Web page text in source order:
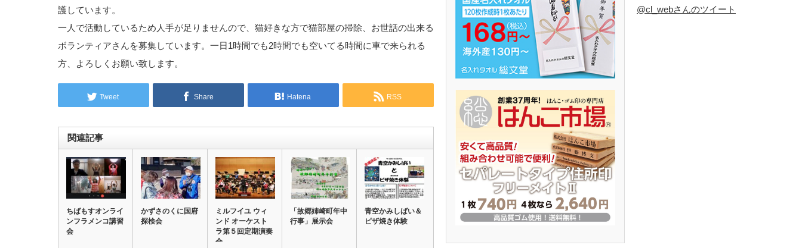
護しています。
一人で活動しているため人手が足りませんので、猫好きな方で猫部屋の掃除、お世話の出来る
ボランティアさんを募集しています。一日1時間でも2時間でも空いてる時間に車で来られる
方、よろしくお願い致します。
Tweet Share Hatena RSS
関連記事
ちばもすオンライ
ンフラメンコ講習
会
かずさのくに国府
探検会
ミルフイユ ウィ
ンド オーケスト
ラ第５回定期演奏
会
「故郷姉崎町年中
行事」展示会
青空かみしばい＆
ピザ焼き体験
@cl_webさんのツイート